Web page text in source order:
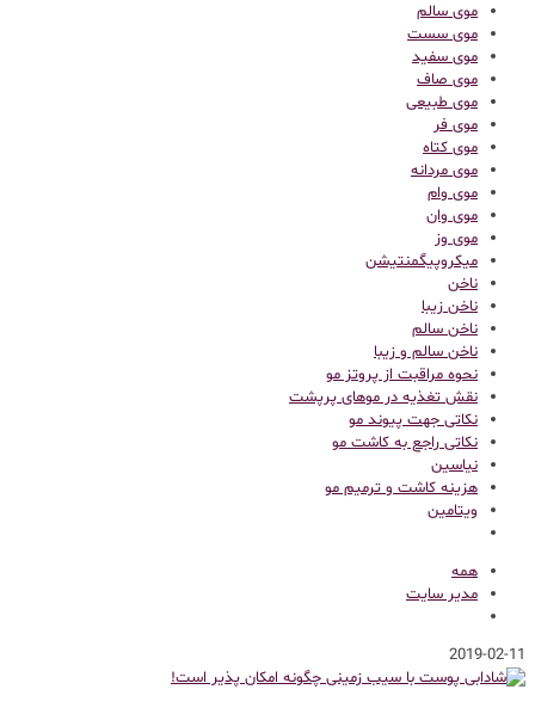
موی سالم
موی سست
موی سفید
موی صاف
موی طبیعی
موی فر
موی کتاه
موی مردانه
موی وام
موی وان
موی وز
میکروپیگمنتیشن
ناخن
ناخن زیبا
ناخن سالم
ناخن سالم و زیبا
نحوه مراقبت از پروتز مو
نقش تغذیه در موهای پرپشت
نکاتی جهت پیوند مو
نکاتی راجع به کاشت مو
نیاسین
هزینه کاشت و ترمیم مو
ویتامین
همه
مدیر سایت
2019-02-11